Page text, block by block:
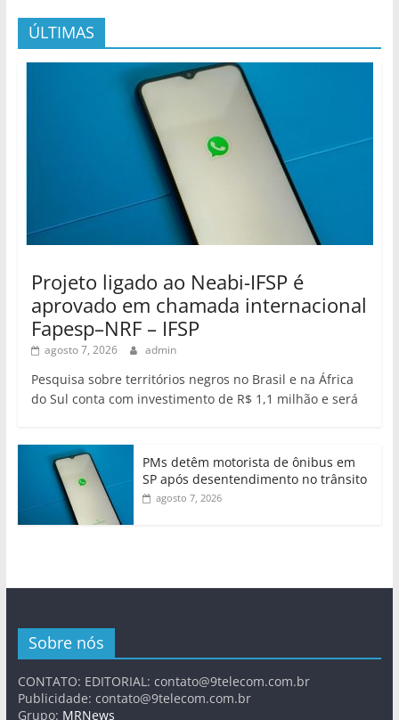
ÚLTIMAS
Projeto ligado ao Neabi-IFSP é
aprovado em chamada internacional
Fapesp–NRF – IFSP
agosto 7, 2026 admin
Pesquisa sobre territórios negros no Brasil e na África
do Sul conta com investimento de R$ 1,1 milhão e será
PMs detêm motorista de ônibus em
SP após desentendimento no trânsito
agosto 7, 2026
Sobre nós
CONTATO: EDITORIAL: contato@9telecom.com.br
Publicidade: contato@9telecom.com.br
Grupo: MRNews